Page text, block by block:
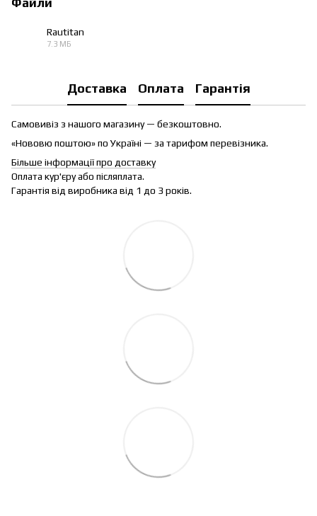
Rautitan
7.3 МБ
Доставка Оплата Гарантія
Самовивіз з нашого магазину — безкоштовно.
«Нововю поштою» по Україні — за тарифом перевізника.
Більше інформації про доставку
Оплата кур'єру або післяплата.
Гарантія від виробника від 1 до 3 років.